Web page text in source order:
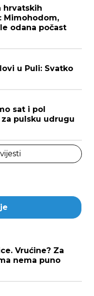
hrvatskih
Mimohodom,
odana počast
u Puli: Svatko
sat i pol
pulsku udrugu
Vrućine? Za
nema puno